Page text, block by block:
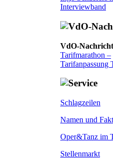
Interviewband
VdO-
Tarifmarathon –
Schlagzeilen
Namen und
Oper&Tanz im
Stellenmarkt